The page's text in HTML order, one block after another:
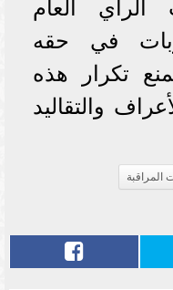
الرأي العام
في حقه
تكرار هذه
والتقاليد
المراقبة